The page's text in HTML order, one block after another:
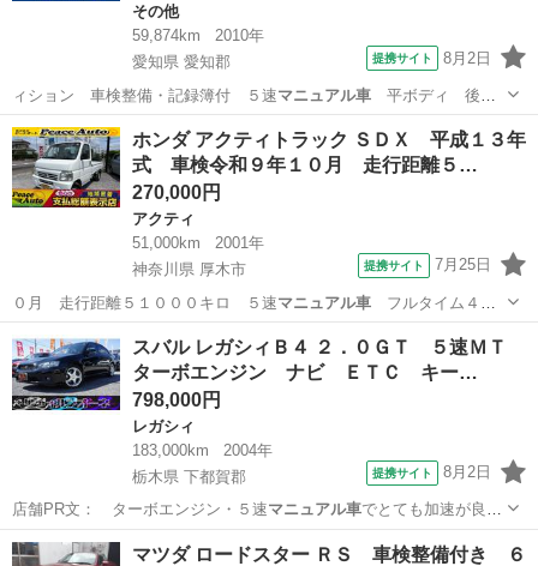
その他
59,874km
2010年
愛知県 愛知郡
提携サイト 8月2日
ィション 車検整備・記録簿付 ５速マニュアル車平ボディ 後輪
シングルタイヤ 最…
愛知 愛知郡 その他
ホンダ アクティトラック ＳＤＸ 平成１３年
式 車検令和９年１０月 走行距離５…
270,000円
アクティ
51,000km
2001年
神奈川県 厚木市
提携サイト 7月25日
０月 走行距離５１０００キロ ５速マニュアル車フルタイム４Ｗ
Ｄ エアコン パワ…
神奈川 厚木市
スバル レガシィＢ４ ２．０ＧＴ ５速ＭＴ
ターボエンジン ナビ ＥＴＣ キー…
798,000円
レガシィ
183,000km
2004年
栃木県 下都賀郡
提携サイト 8月2日
店舗PR文： ターボエンジン・５速マニュアル車でとても加速が良く
運転が楽しいお車…
栃木 下都賀郡 レガシィ
マツダ ロードスター ＲＳ 車検整備付き ６